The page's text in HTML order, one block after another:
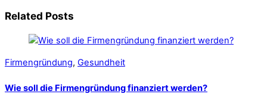
Related Posts
Firmengründung, Gesundheit
Wie soll die Firmengründung finanziert werden?